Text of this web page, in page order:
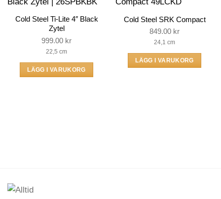
Cold Steel Ti-Lite 4″ Black
Zytel
999.00 kr
22,5 cm
LÄGG I VARUKORG
Cold Steel SRK Compact
849.00 kr
24,1 cm
LÄGG I VARUKORG